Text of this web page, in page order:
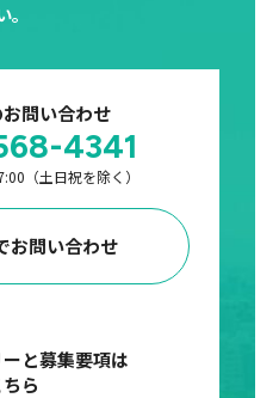
。
問い合わせ
4341
（土日祝を除く）
お問い合わせ
と募集要項は
ちら